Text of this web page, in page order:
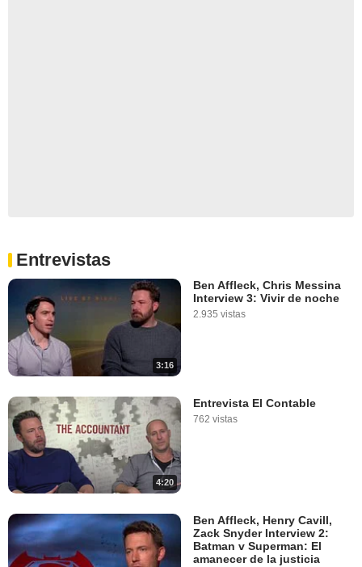
Entrevistas
3:16
Ben Affleck, Chris Messina
Interview 3: Vivir de noche
2.935 vistas
4:20
Entrevista El Contable
762 vistas
Ben Affleck, Henry Cavill,
Zack Snyder Interview 2:
Batman v Superman: El
amanecer de la justicia